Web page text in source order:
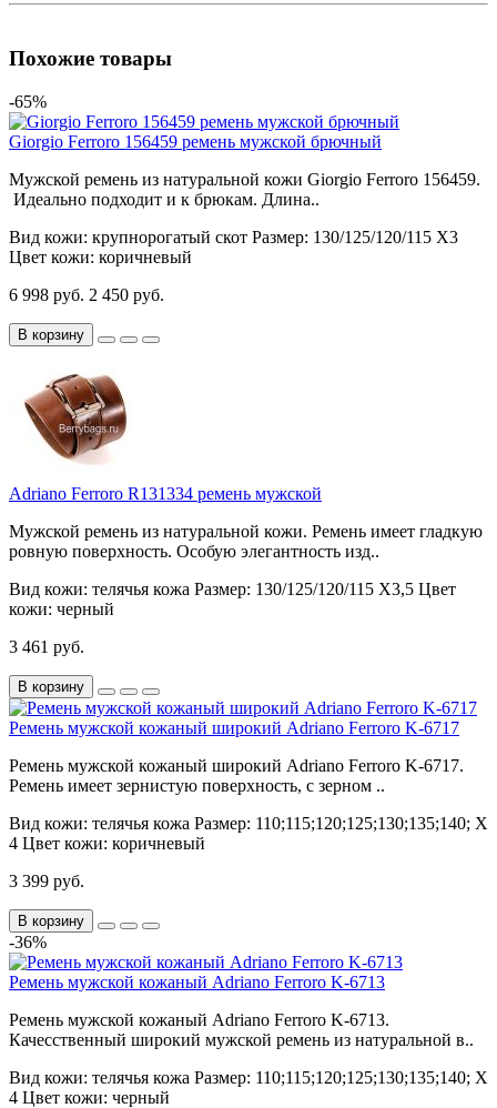
Похожие товары
-65%
Giorgio Ferroro 156459 ремень мужской брючный
Мужской ремень из натуральной кожи Giorgio Ferroro 156459.
Идеально подходит и к брюкам. Длина..
Вид кожи: крупнорогатый скот Размер: 130/125/120/115 Х3
Цвет кожи: коричневый
6 998 руб. 2 450 руб.
В корзину
Adriano Ferroro R131334 ремень мужской
Мужской ремень из натуральной кожи. Ремень имеет гладкую
ровную поверхность. Особую элегантность изд..
Вид кожи: телячья кожа Размер: 130/125/120/115 Х3,5 Цвет
кожи: черный
3 461 руб.
В корзину
Ремень мужской кожаный широкий Adriano Ferroro K-6717
Ремень мужской кожаный широкий Adriano Ferroro K-6717.
Ремень имеет зернистую поверхность, с зерном ..
Вид кожи: телячья кожа Размер: 110;115;120;125;130;135;140; Х
4 Цвет кожи: коричневый
3 399 руб.
В корзину
-36%
Ремень мужской кожаный Adriano Ferroro K-6713
Ремень мужской кожаный Adriano Ferroro K-6713.
Качесственный широкий мужской ремень из натуральной в..
Вид кожи: телячья кожа Размер: 110;115;120;125;130;135;140; Х
4 Цвет кожи: черный